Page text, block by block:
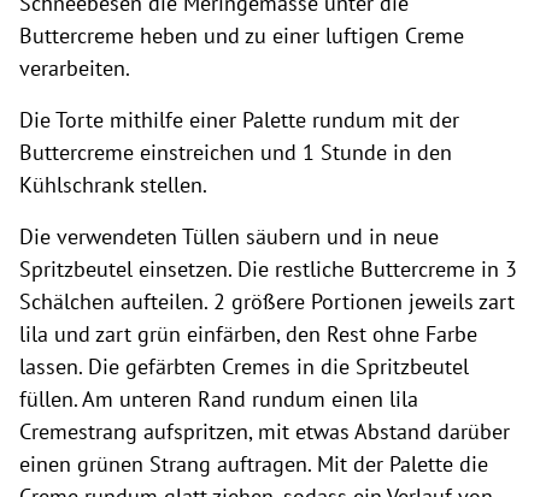
Buttercreme heben und zu einer luftigen Creme
verarbeiten.
Die Torte mithilfe einer Palette rundum mit der
Buttercreme einstreichen und 1 Stunde in den
Kühlschrank stellen.
Die verwendeten Tüllen säubern und in neue
Spritzbeutel einsetzen. Die restliche Buttercreme in 3
Schälchen aufteilen. 2 größere Portionen jeweils zart
lila und zart grün einfärben, den Rest ohne Farbe
lassen. Die gefärbten Cremes in die Spritzbeutel
füllen. Am unteren Rand rundum einen lila
Cremestrang aufspritzen, mit etwas Abstand darüber
einen grünen Strang auftragen. Mit der Palette die